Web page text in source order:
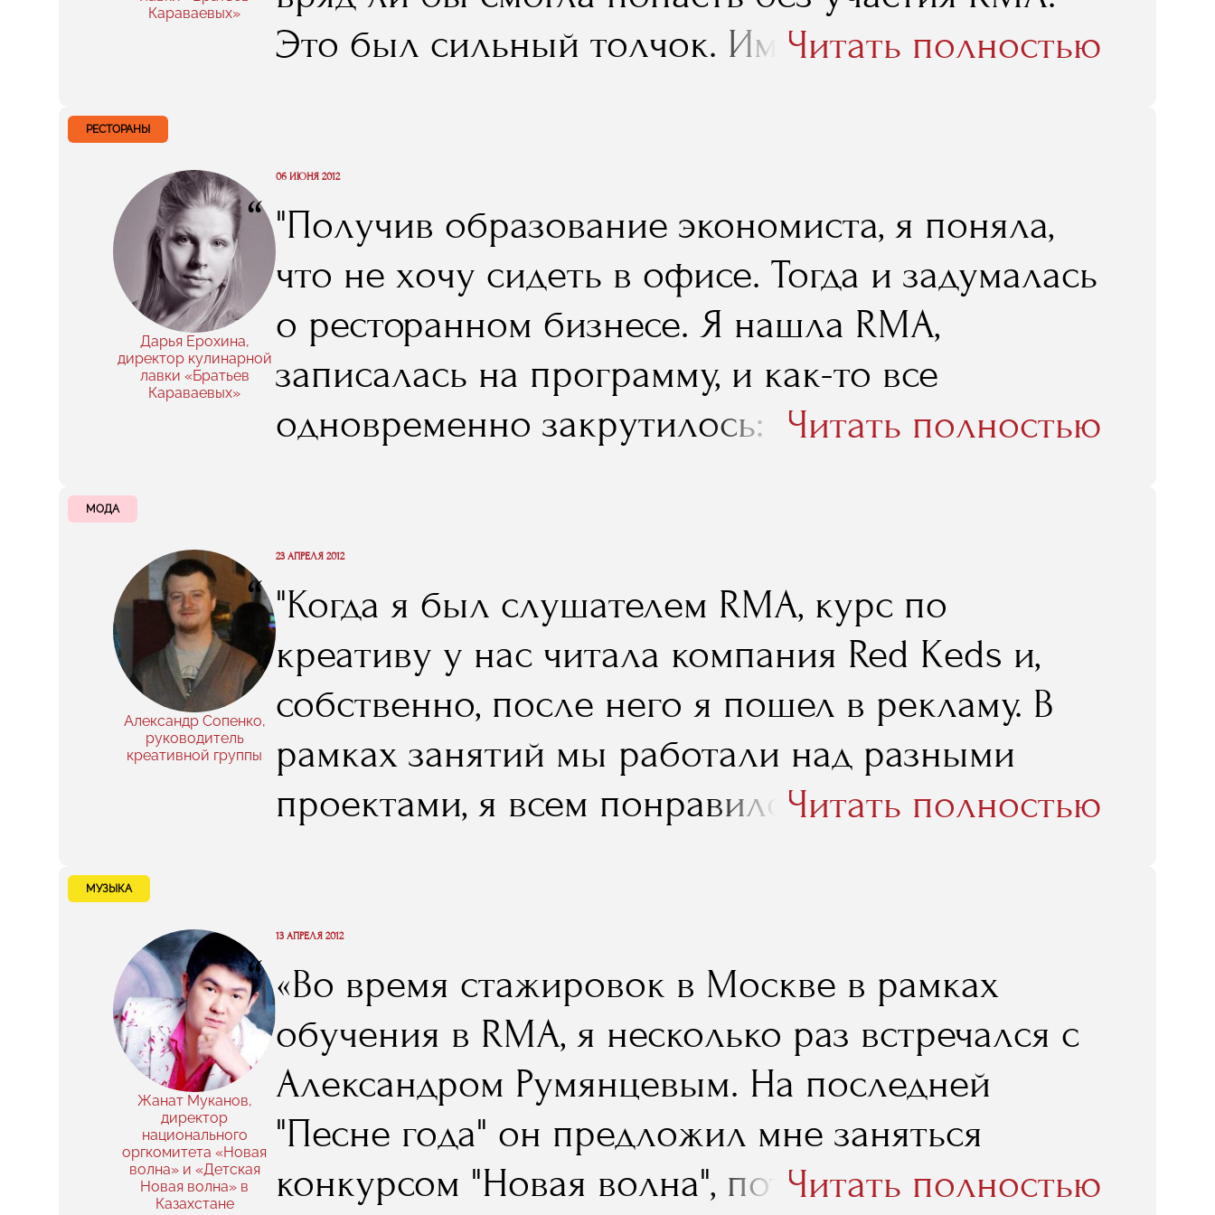
Караваевых»
Это был сильный толчок. Именно после этой
Читать полностью
РЕСТОРАНЫ
Дарья Ерохина,
директор кулинарной
лавки «Братьев
Караваевых»
“
06 ИЮНЯ 2012
"Получив образование экономиста, я поняла,
что не хочу сидеть в офисе. Тогда и задумалась
о ресторанном бизнесе. Я нашла RMA,
записалась на программу, и как-то все
одновременно закрутилось: практически сразу
Читать полностью
МОДА
Александр Сопенко,
руководитель
креативной группы
“
23 АПРЕЛЯ 2012
"Когда я был слушателем RMA, курс по
креативу у нас читала компания Red Keds и,
собственно, после него я пошел в рекламу. В
рамках занятий мы работали над разными
проектами, я всем понравился и меня
профессиональные интересы и начал карьеру
в этой сфере..."
Читать полностью
МУЗЫКА
Жанат Муканов,
директор
национального
оргкомитета «Новая
волна» и «Детская
Новая волна» в
Казахстане
“
13 АПРЕЛЯ 2012
«Во время стажировок в Москве в рамках
обучения в RMA, я несколько раз встречался с
Александром Румянцевым. На последней
"Песне года" он предложил мне заняться
конкурсом "Новая волна", потому что мы уже
Читать полностью